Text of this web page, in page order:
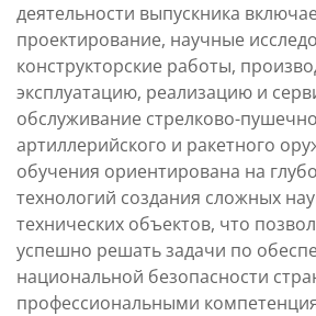
деятельности выпускника
проектирование, научные
конструкторские работы,
эксплуатацию, реализацию и
обслуживание стрелково-
артиллерийского и ракетного
обучения ориентирована на
технологий создания сложных
технических объектов, что
успешно решать задачи по
национальной безопасности
профессиональными